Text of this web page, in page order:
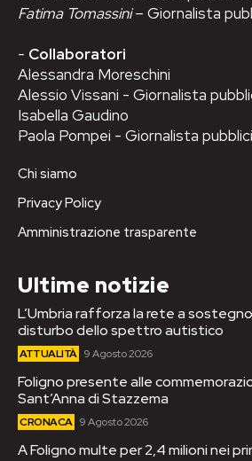
Fatima Tomassini– Giornalista
- Collaboratori
Alessandra Moreschini
Alessio Vissani - Giornalista
Isabella Gaudino
Paola Pompei - Giornalista
Chi siamo
Privacy Policy
Amministrazione trasparente
Ultime notizie
L’Umbria rafforza la rete a
disturbo dello spettro autistico
ATTUALITÀ 9 Agosto 2026
Foligno presente alle
Sant’Anna di Stazzema
CRONACA 9 Agosto 2026
A Foligno multe per 2,4 milioni nei